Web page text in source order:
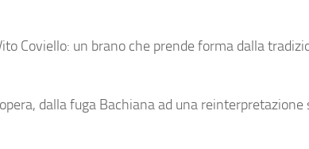
Coviello: un brano che prende forma dalla
dalla fuga Bachiana ad una